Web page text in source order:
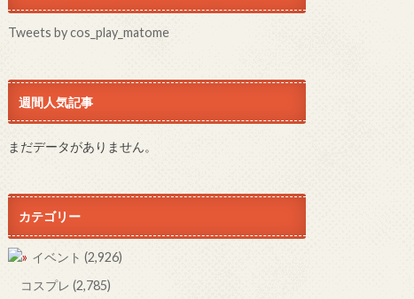
Tweets by cos_play_matome
週間人気記事
まだデータがありません。
カテゴリー
イベント (2,926)
コスプレ (2,785)